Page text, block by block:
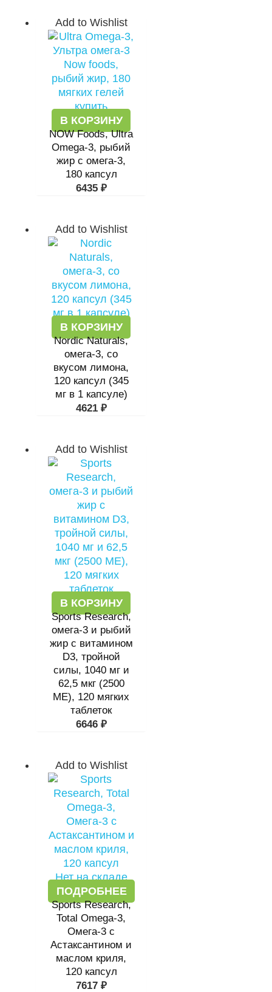
Add to Wishlist
В КОРЗИНУ
NOW Foods, Ultra
Omega-3, рыбий
жир с омега-3,
180 капсул
6435 ₽
Add to Wishlist
В КОРЗИНУ
Nordic Naturals,
омега-3, со
вкусом лимона,
120 капсул (345
мг в 1 капсуле)
4621 ₽
Add to Wishlist
В КОРЗИНУ
Sports Research,
омега-3 и рыбий
жир с витамином
D3, тройной
силы, 1040 мг и
62,5 мкг (2500
МЕ), 120 мягких
таблеток
6646 ₽
Add to Wishlist
Нет на складе
ПОДРОБНЕЕ
Sports Research,
Total Omega-3,
Омега-3 с
Астаксантином и
маслом криля,
120 капсул
7617 ₽